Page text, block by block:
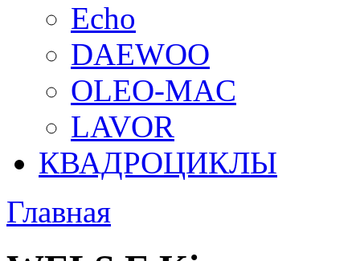
Echo
DAEWOO
OLEO-MAC
LAVOR
КВАДРОЦИКЛЫ
Главная